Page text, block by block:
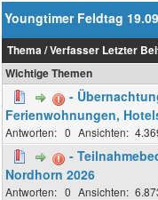
Youngtimer Feldtag
Thema /Verfasser Letzter
Wichtige Themen
-
Ferienwohnungen,
0
-
Nordhorn 2026
0